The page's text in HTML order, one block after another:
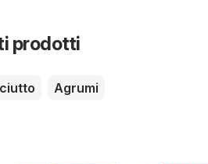
prodotti
Agrumi